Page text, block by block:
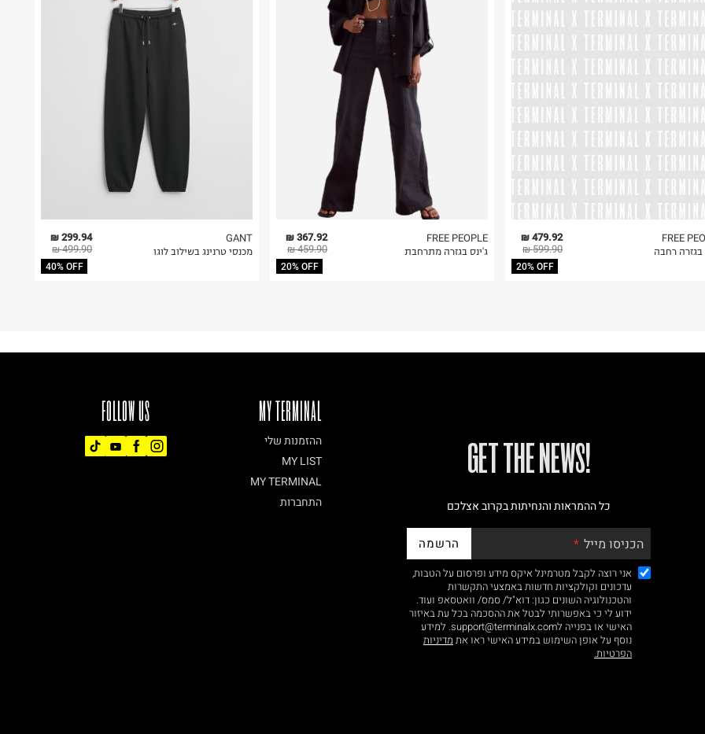
באתר בלבד
בלבד. לא ניתן
299.94 ₪
499.90 ₪
40% OFF
GANT
מכנסי טרנינג בשילוב לוגו
367.92 ₪
459.90 ₪
20% OFF
FREE PEOPLE
ג'ינס בגזרה מתרחבת
479.92 ₪
599.90 ₪
20% OFF
FREE
בגזרה רחבה
FOLLOW US MY TERMINAL
ההזמנות שלי
MY LIST
MY TERMINAL
התחברות
!GET THE NEWS
כל ההמראות והנחיתות בקרוב אצלכם
הכניסו מייל הרשמה
אני רוצה לקבל מטרמינל איקס מידע ופרסום על הטבות,
עדכונים וקולקציות חדשות באמצעי התקשרות
והטכנולוגיה השונים כגון: דוא"ל/ סמס/ וואטסאפ ועוד.
ידוע לי כי באפשרותי לבטל את ההסכמה בכל עת באיזור
האישי או בפנייה לsupport@terminalx.com. למידע
נוסף על אופן השימוש במידע האישי ראו את מדיניות
הפרטיות.